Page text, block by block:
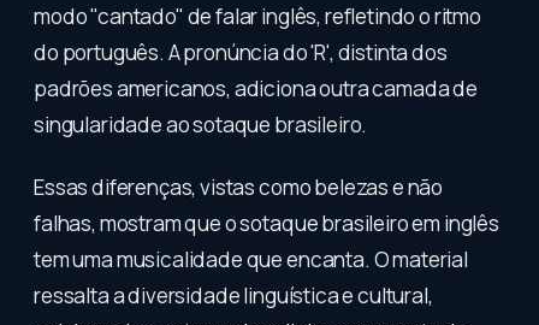
modo "cantado" de falar inglês, refletindo o ritmo
do português. A pronúncia do 'R', distinta dos
padrões americanos, adiciona outra camada de
singularidade ao sotaque brasileiro.
Essas diferenças, vistas como belezas e não
falhas, mostram que o sotaque brasileiro em inglês
tem uma musicalidade que encanta. O material
ressalta a diversidade linguística e cultural,